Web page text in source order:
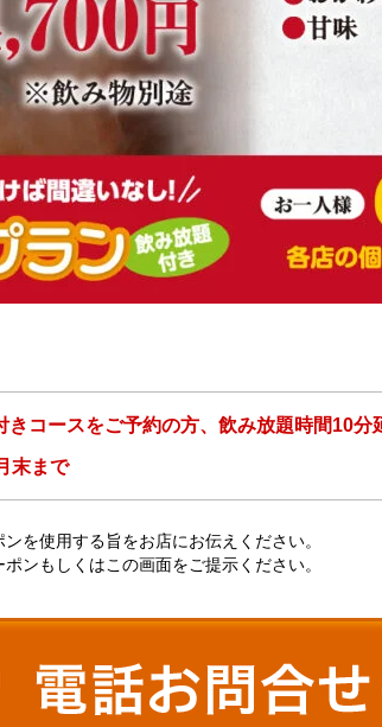
きコースをご予約の方、飲み放題時間
末まで
を使用する旨をお店にお伝えください。
ンもしくはこの画面をご提示ください。